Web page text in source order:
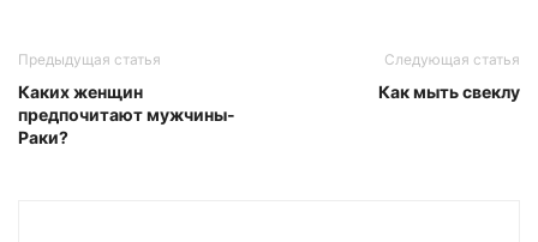
Предыдущая статья
Каких женщин
предпочитают мужчины-
Раки?
Следующая статья
Как мыть свеклу